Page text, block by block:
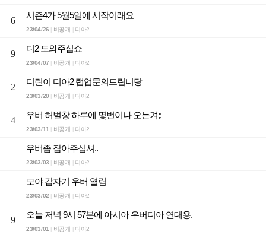
6
시즌4가 5월5일에 시작이래요
23/04/26 비공개 디아2
9
디2 도와주십쇼
23/04/07 비공개 디아2
2
디린이 디아2 랩업문의드립니당
23/03/20 비공개 디아2
4
우버 허벌창 하루에 몇번이나 오는겨;;
23/03/11| 비공개 디아2
우버좀 잡아주십셔..
23/03/03 비공개 디아2
모야 갑자기 우버 열림
23/03/02 비공개 디아2
9
오늘 저녁 9시 57분에 아시아 우버디아 연대용.
23/03/01| 비공개 디아2